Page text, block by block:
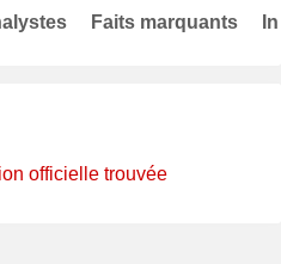
officielle trouvée
Faits marquants